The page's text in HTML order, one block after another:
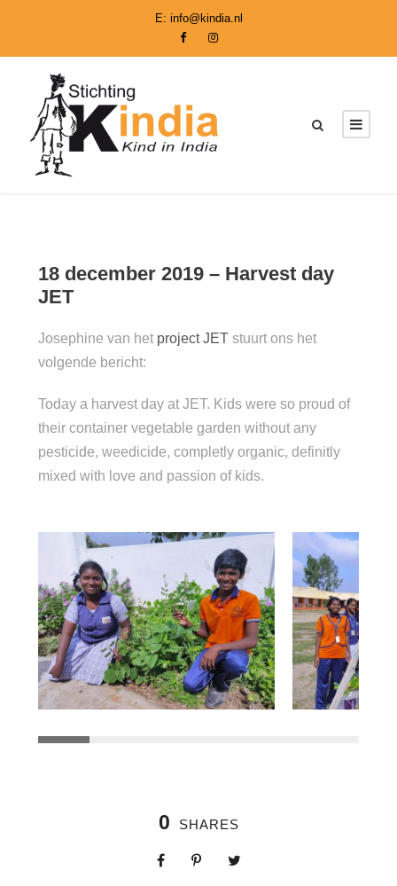
E: info@kindia.nl
18 december 2019 – Harvest day
JET
Josephine van het project JET stuurt ons het
volgende bericht:
Today a harvest day at JET. Kids were so proud of
their container vegetable garden without any
pesticide, weedicide, completly organic, definitly
mixed with love and passion of kids.
0 SHARES